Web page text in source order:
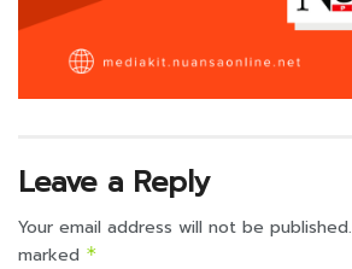
Leave a Reply
Your email address will not be published.
marked *